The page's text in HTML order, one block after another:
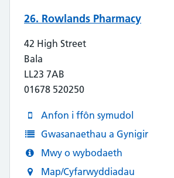
26. Rowlands Pharmacy
42 High Street
Bala
LL23 7AB
01678 520250
Anfon i ffôn symudol
Gwasanaethau a Gynigir
Mwy o wybodaeth
Map/Cyfarwyddiadau